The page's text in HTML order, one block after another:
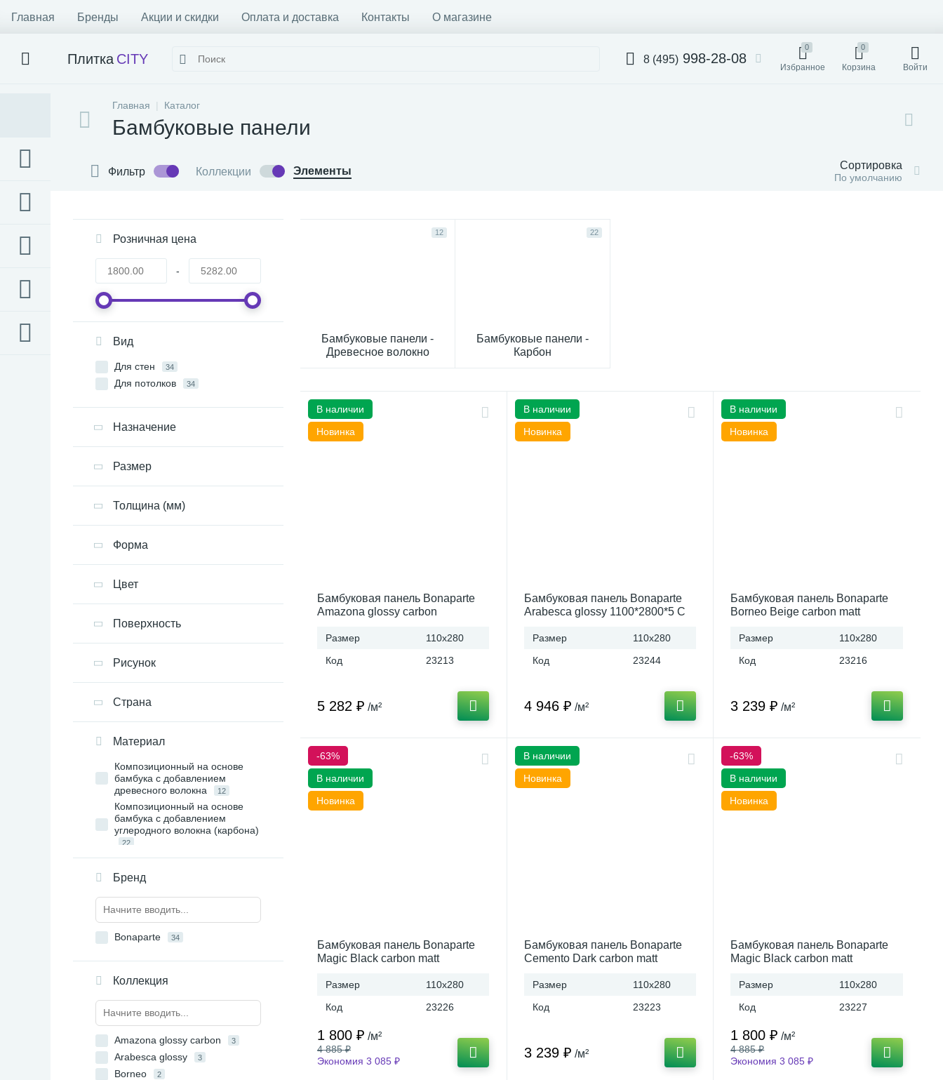
Главная Бренды Акции и скидки Оплата и доставка Контакты О магазине
Плитка CITY 8 (495) 998-28-08
0
Избранное
0
Корзина Войти
Главная Каталог
Бамбуковые панели
Фильтр Коллекции Элементы Сортировка
По умолчанию
Розничная цена
-
Вид
Для стен 34
Для потолков 34
Назначение
Размер
Толщина (мм)
Форма
Цвет
Поверхность
Рисунок
Страна
Материал
Композиционный на основе
бамбука с добавлением
древесного волокна
12
Композиционный на основе
бамбука с добавлением
углеродного волокна (карбона)
22
Бренд
Bonaparte 34
Коллекция
Amazona glossy carbon 3
Arabesca glossy 3
Borneo 2
12
Бамбуковые панели -
Древесное волокно
22
Бамбуковые панели -
Карбон
В наличии
Новинка
Бамбуковая панель Bonaparte
Amazona glossy carbon
Размер
110x280
Код
23213
5 282 ₽ /м²
В наличии
Новинка
Бамбуковая панель Bonaparte
Arabesca glossy 1100*2800*5 C
Размер
110x280
Код
23244
4 946 ₽ /м²
В наличии
Новинка
Бамбуковая панель Bonaparte
Borneo Beige carbon matt
Размер
110x280
Код
23216
3 239 ₽ /м²
-63%
В наличии
Новинка
Бамбуковая панель Bonaparte
Magic Black carbon matt
Размер
110x280
Код
23226
1 800 ₽ /м²
4 885 ₽
Экономия 3 085 ₽
В наличии
Новинка
Бамбуковая панель Bonaparte
Cemento Dark carbon matt
Размер
110x280
Код
23223
3 239 ₽ /м²
-63%
В наличии
Новинка
Бамбуковая панель Bonaparte
Magic Black carbon matt
Размер
110x280
Код
23227
1 800 ₽ /м²
4 885 ₽
Экономия 3 085 ₽